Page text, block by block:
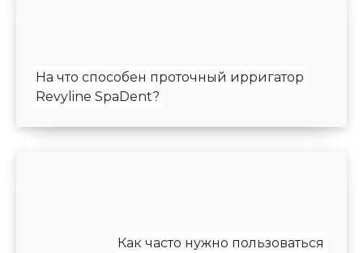
На что способен проточный ирригатор
Revyline SpaDent?
Как часто нужно пользоваться